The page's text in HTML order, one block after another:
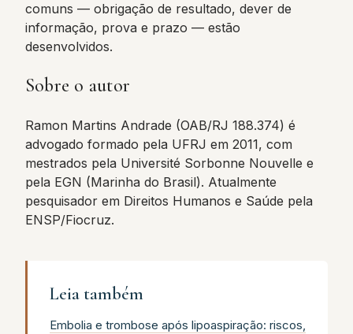
comuns — obrigação de resultado, dever de
informação, prova e prazo — estão
desenvolvidos.
Sobre o autor
Ramon Martins Andrade (OAB/RJ 188.374) é
advogado formado pela UFRJ em 2011, com
mestrados pela Université Sorbonne Nouvelle e
pela EGN (Marinha do Brasil). Atualmente
pesquisador em Direitos Humanos e Saúde pela
ENSP/Fiocruz.
Leia também
Embolia e trombose após lipoaspiração: riscos,